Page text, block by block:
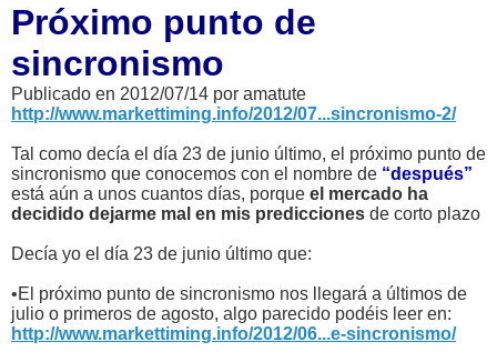
Próximo punto de
sincronismo
Publicado en 2012/07/14 por amatute
http://www.markettiming.info/2012/07...sincronismo-2/
Tal como decía el día 23 de junio último, el próximo punto de
sincronismo que conocemos con el nombre de “después”
está aún a unos cuantos días, porque el mercado ha
decidido dejarme mal en mis predicciones de corto plazo
Decía yo el día 23 de junio último que:
•El próximo punto de sincronismo nos llegará a últimos de
julio o primeros de agosto, algo parecido podéis leer en:
http://www.markettiming.info/2012/06...e-sincronismo/